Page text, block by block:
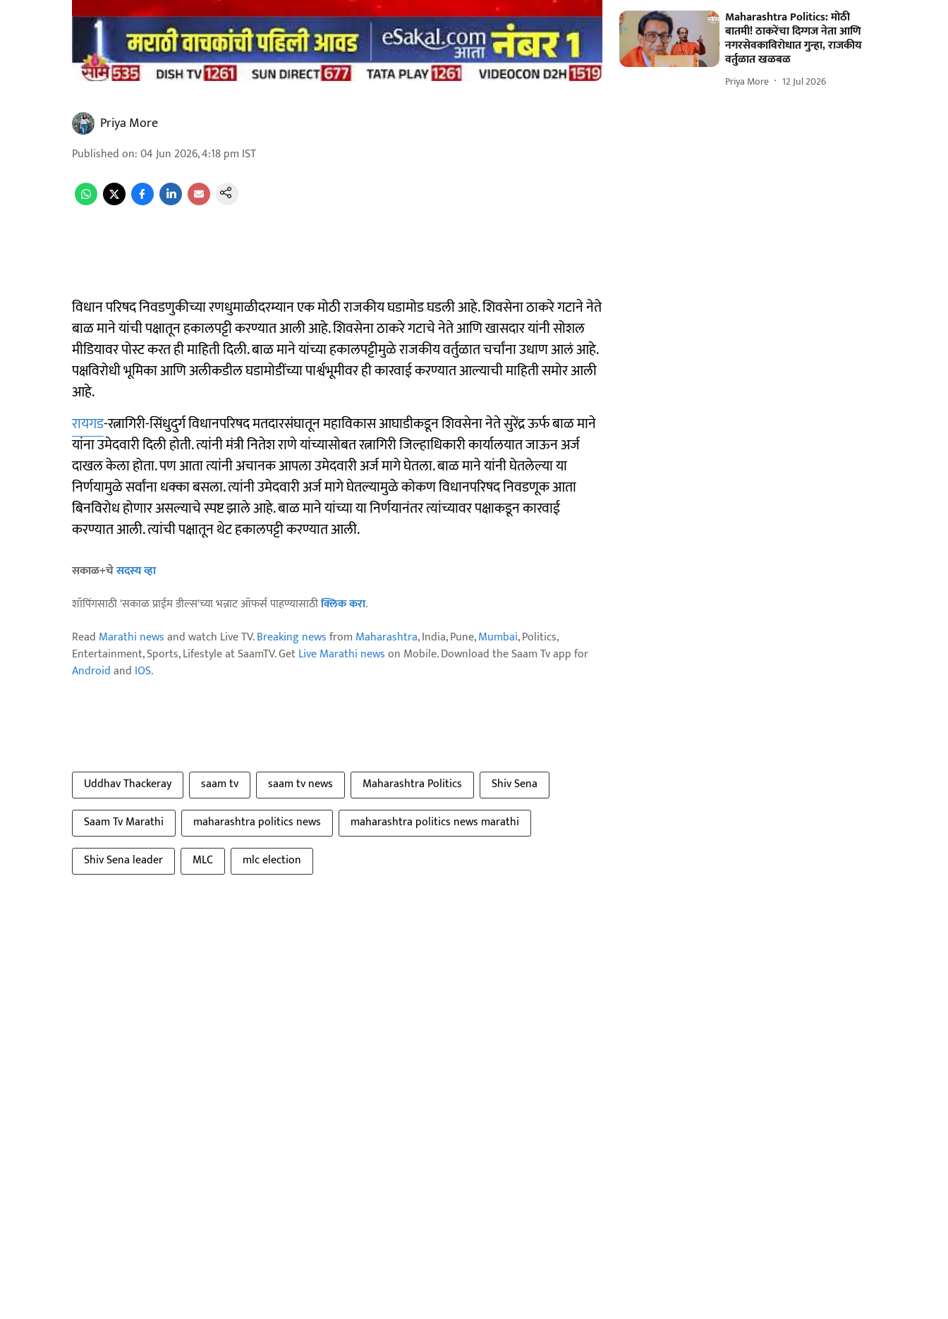
Priya More
Published on:04 Jun 2026, 4:18 pm IST
विधान परिषद निवडणुकीच्या रणधुमाळीदरम्यान एक मोठी राजकीय घडामोड घडली आहे. शिवसेना ठाकरे गटाने नेते
बाळ माने यांची पक्षातून हकालपट्टी करण्यात आली आहे. शिवसेना ठाकरे गटाचे नेते आणि खासदार यांनी सोशल
मीडियावर पोस्ट करत ही माहिती दिली. बाळ माने यांच्या हकालपट्टीमुळे राजकीय वर्तुळात चर्चांना उधाण आलं आहे.
पक्षविरोधी भूमिका आणि अलीकडील घडामोडींच्या पार्श्वभूमीवर ही कारवाई करण्यात आल्याची माहिती समोर आली
आहे.
रायगड-रत्नागिरी-सिंधुदुर्ग विधानपरिषद मतदारसंघातून महाविकास आघाडीकडून शिवसेना नेते सुरेंद्र ऊर्फ बाळ माने
यांना उमेदवारी दिली होती. त्यांनी मंत्री नितेश राणे यांच्यासोबत रत्नागिरी जिल्हाधिकारी कार्यालयात जाऊन अर्ज
दाखल केला होता. पण आता त्यांनी अचानक आपला उमेदवारी अर्ज मागे घेतला. बाळ माने यांनी घेतलेल्या या
निर्णयामुळे सर्वांना धक्का बसला. त्यांनी उमेदवारी अर्ज मागे घेतल्यामुळे कोकण विधानपरिषद निवडणूक आता
बिनविरोध होणार असल्याचे स्पष्ट झाले आहे. बाळ माने यांच्या या निर्णयानंतर त्यांच्यावर पक्षाकडून कारवाई
करण्यात आली. त्यांची पक्षातून थेट हकालपट्टी करण्यात आली.
सकाळ+चेसदस्य व्हा
शॉपिंगसाठी 'सकाळ प्राईम डील्स'च्या भन्नाट ऑफर्स पाहण्यासाठीक्लिक करा.
Read Marathi newsand watch Live TV.Breaking newsfrom Maharashtra, India, Pune,Mumbai, Politics,
Entertainment, Sports, Lifestyle at SaamTV. GetLive Marathi newson Mobile. Download the Saam Tv app for
Androidand IOS.
Uddhav Thackeray saam tv saam tv news Maharashtra Politics
Shiv Sena
Saam Tv Marathi
maharashtra politics news
maharashtra politics news marathi
Shiv Sena leader
MLC mlc election
Maharashtra Politics: मोठी
बातमी! ठाकरेंचा दिग्गज नेता आणि
नगरसेवकाविरोधात गुन्हा, राजकीय
वर्तुळात खळबळ
Priya More 12 Jul 2026